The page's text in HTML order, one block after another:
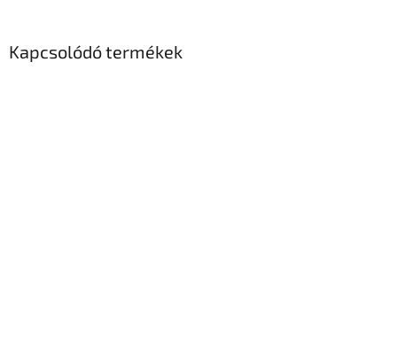
Kapcsolódó termékek